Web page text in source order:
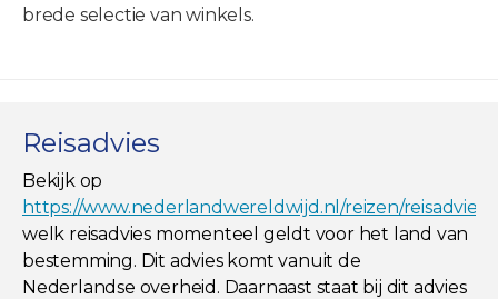
brede selectie van winkels.
Reisadvies
Bekijk op
https://www.nederlandwereldwijd.nl/reizen/
welk reisadvies momenteel geldt voor het land van
bestemming. Dit advies komt vanuit de
Nederlandse overheid. Daarnaast staat bij dit advies